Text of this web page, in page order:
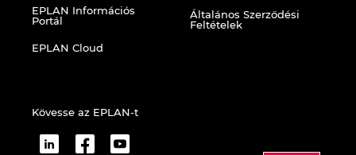
EPLAN Információs
Portál
EPLAN Cloud
Általános Szerződési
Feltételek
Kövesse az EPLAN-t